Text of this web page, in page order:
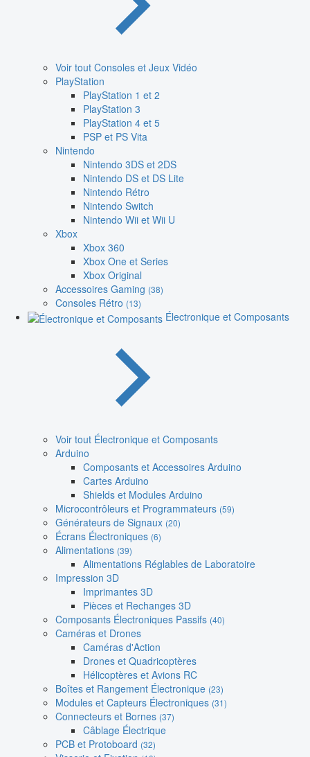
Voir tout Consoles et Jeux Vidéo
PlayStation
PlayStation 1 et 2
PlayStation 3
PlayStation 4 et 5
PSP et PS Vita
Nintendo
Nintendo 3DS et 2DS
Nintendo DS et DS Lite
Nintendo Rétro
Nintendo Switch
Nintendo Wii et Wii U
Xbox
Xbox 360
Xbox One et Series
Xbox Original
Accessoires Gaming (38)
Consoles Rétro (13)
Électronique et Composants
Voir tout Électronique et Composants
Arduino
Composants et Accessoires Arduino
Cartes Arduino
Shields et Modules Arduino
Microcontrôleurs et Programmateurs (59)
Générateurs de Signaux (20)
Écrans Électroniques (6)
Alimentations (39)
Alimentations Réglables de Laboratoire
Impression 3D
Imprimantes 3D
Pièces et Rechanges 3D
Composants Électroniques Passifs (40)
Caméras et Drones
Caméras d'Action
Drones et Quadricoptères
Hélicoptères et Avions RC
Boîtes et Rangement Électronique (23)
Modules et Capteurs Électroniques (31)
Connecteurs et Bornes (37)
Câblage Électrique
PCB et Protoboard (32)